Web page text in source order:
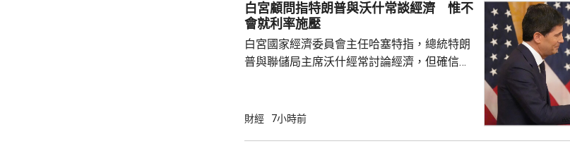
整體經濟有幫助，他下周出訪馬來...
白宮顧問指特朗普與沃什常談經濟 惟不
會就利率施壓
白宮國家經濟委員會主任哈塞特指，總統特朗
普與聯儲局主席沃什經常討論經濟，但確信特
什和特朗普長期以來關係非常密切，一直會討
財經 7小時前